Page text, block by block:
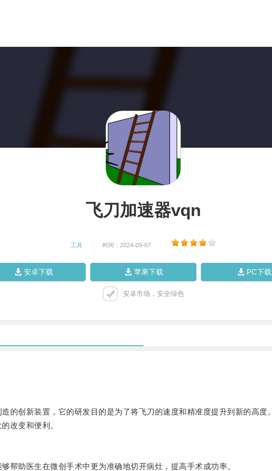
飞刀加速器vqn
工具 时间：2024-09-07
安卓下载 苹果下载 PC下载
安卓市场，安全绿色
创新装置，它的研发目的是为了将飞刀的速度和精准度提升到新的高度。
改变和便利。
助医生在微创手术中更为准确地切开病灶，提高手术成功率。